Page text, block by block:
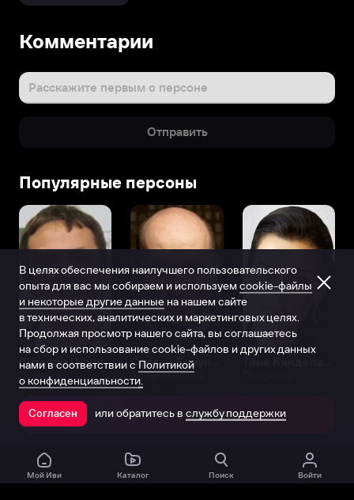
Комментарии
Расскажите первым о персоне
Отправить
Популярные персоны
Виталий Шляппо
Продюсер Актёр дубляжа
Открыть в приложении
Мой Иви Каталог Поиск Войти
В целях обеспечения наилучшего пользовательского
опыта для вас мы собираем и используем cookie-файлы
и некоторые другие данные на нашем сайте
в технических, аналитических и маркетинговых целях.
Продолжая просмотр нашего сайта, вы соглашаетесь
на сбор и использование cookie-файлов и других данных
нами в соответствии с Политикой
о конфиденциальности.
Согласен или обратитесь в службу поддержки